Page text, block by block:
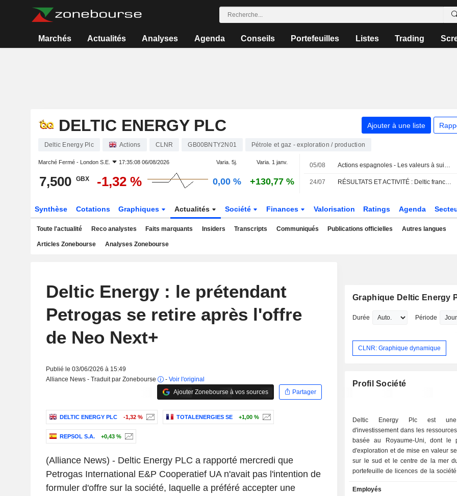
Marchés Actualités Analyses Agenda Conseils Portefeuilles Listes Trading
DELTIC ENERGY PLC Ajouter à une liste
Deltic Energy Plc Actions CLNR GB00BNTY2N01 Pétrole et gaz - exploration / production
Marché Fermé - London S.E. 17:35:08 06/08/2026 Varia. 5j. Varia. 1 janv.
7,500 GBX -1,32 % 0,00 % +130,77 %
05/08 Actions espagnoles - Les valeurs à suivre le 5 août
24/07 RÉSULTATS ET ACTIVITÉ : Deltic franchit une étape clé pour son rachat ; les pertes de Victoria se creusent
Synthèse Cotations Graphiques Actualités Société Finances Valorisation Ratings Agenda
Toute l'actualité Reco analystes Faits marquants Insiders Transcripts Communiqués Publications officielles Autres langues
Articles Zonebourse Analyses Zonebourse
Deltic Energy : le prétendant
Petrogas se retire après l'offre
de Neo Next+
Publié le 03/06/2026 à 15:49
Alliance News - Traduit par Zonebourse
- Voir l'original
Ajouter Zonebourse à vos sources
Partager
DELTIC ENERGY PLC -1,32 % TOTALENERGIES SE +1,00 %
REPSOL S.A. +0,43 %
(Alliance News) - Deltic Energy PLC a rapporté mercredi que
Petrogas International E&P Cooperatief UA n'avait pas l'intention de
formuler d'offre sur la société, laquelle a préféré accepter une
Graphique Deltic Energy
Durée Période
CLNR: Graphique dynamique
Profil Société
Deltic Energy Plc est une
d'investissement dans les
basée au Royaume-Uni, dont le
d'exploration et de mise en valeur
sur le sud et le centre de la mer
portefeuille de licences de la société
et P2646-Dewar. La société
Employés